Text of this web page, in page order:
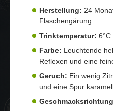
Herstellung: 24
Flaschengärung.
Trinktemperatur: 6°C
Farbe: Leuchtende
Reflexen und eine
Geruch: Ein wenig
und eine Spur